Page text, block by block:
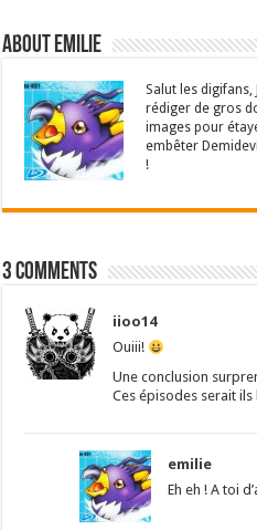
About emilie
Salut les
rédiger de gros
images pour
embêter
!
3 comments
iioo14
Ouiii!
Une conclusion
Ces épisodes serait
emilie
Eh eh ! A toi